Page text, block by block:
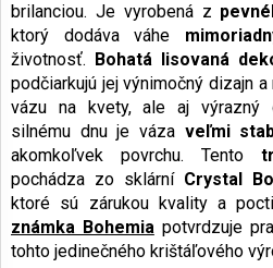
brilanciou. Je vyrobená z
ktorý dodáva váhe
životnosť.
Bohatá lisovaná
podčiarkujú jej výnimočný dizajn
vázu na kvety, ale aj výrazný
silnému dnu je váza veľmi
akomkoľvek povrchu. Tento
pochádza zo sklární Crystal
ktoré sú zárukou kvality a
známka Bohemiapotvrdzuje
tohto jedinečného krištáľového